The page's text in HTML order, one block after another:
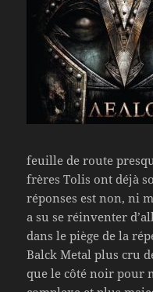
feuille de route
frères Tolis ont déjà
réponses est non, ni
a su se réinventer
dans le piège de la
Balck Metal plus cru
que le côté noir pour